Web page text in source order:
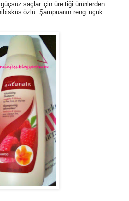
saçlar için ürettiği ürünlerden
özlü. Şampuanın rengi uçuk